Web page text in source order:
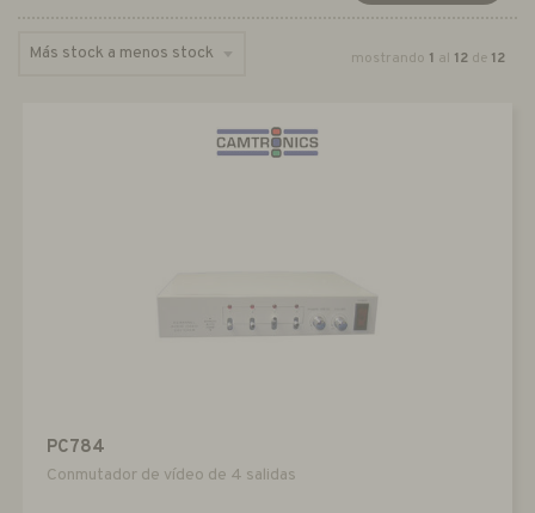
mostrando 1 al 12 de 12
PC784
Conmutador de vídeo de 4 salidas